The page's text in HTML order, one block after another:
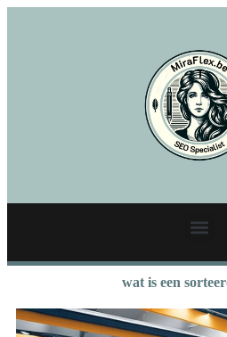
wat is een